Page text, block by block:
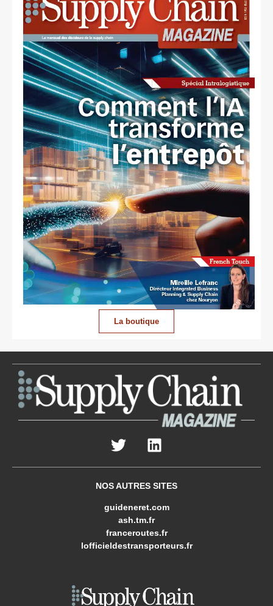
La boutique
NOS AUTRES SITES
guideneret.com
ash.tm.fr
franceroutes.fr
lofficieldestransporteurs.fr